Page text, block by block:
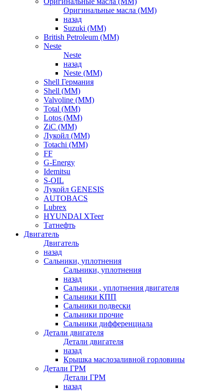
Оригинальные масла (ММ)
назад
Suzuki (ММ)
British Petroleum (ММ)
Neste
Neste
назад
Neste (ММ)
Shell Германия
Shell (ММ)
Valvoline (ММ)
Total (ММ)
Lotos (ММ)
ZiC (ММ)
Лукойл (ММ)
Totachi (MM)
FF
G-Energy
Idemitsu
S-OIL
Лукойл GENESIS
AUTOBACS
Lubrex
HYUNDAI XTeer
Татнефть
Двигатель
Двигатель
назад
Сальники, уплотнения
Сальники, уплотнения
назад
Сальники , уплотнения двигателя
Сальники КПП
Сальники подвески
Сальники прочие
Сальники дифференциала
Детали двигателя
Детали двигателя
назад
Крышка маслозаливной горловины
Детали ГРМ
Детали ГРМ
назад